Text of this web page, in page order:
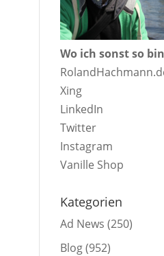
Wo ich sonst so
Xing
LinkedIn
Twitter
Instagram
Vanille Shop
Kategorien
Ad News (250)
Blog(952)